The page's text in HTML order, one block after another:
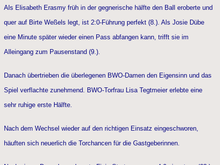
Als Elisabeth Erasmy früh in der gegnerische hälfte den Ball eroberte und
quer auf Birte Weßels legt, ist 2:0-Führung perfekt (8.). Als Josie Dübe
eine Minute später wieder einen Pass abfangen kann, trifft sie im
Alleingang zum Pausenstand (9.).
Danach übertrieben die überlegenen BWO-Damen den Eigensinn und das
Spiel verflachte zunehmend. BWO-Torfrau Lisa Tegtmeier erlebte eine
sehr ruhige erste Hälfte.
Nach dem Wechsel wieder auf den richtigen Einsatz eingeschworen,
häuften sich neuerlich die Torchancen für die Gastgeberinnen.